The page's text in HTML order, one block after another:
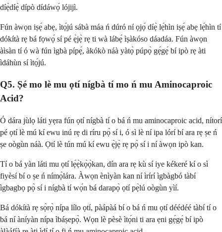
díẹ̀díẹ̀ dípò dídáwọ́ lójijì.
Fún àwọn iṣẹ́ abẹ, ìtọ́jú sábà máa ń dúró ní ọjọ́ díẹ̀ lẹ́hìn iṣẹ́ abẹ lẹ́hìn tí
dókítà rẹ bá fọwọ́ sí pé ẹ̀jẹ̀ rẹ ti wà lábẹ́ ìṣàkóso dáadáa. Fún àwọn
àìsàn tí ó wà fún ìgbà pípẹ́, àkókò náà yàtọ̀ púpọ̀ gẹ́gẹ́ bí ipò rẹ àti
ìdáhùn sí ìtọ́jú.
Q5. Ṣé mo lè mu ọtí nígbà tí mo ń mu Aminocaproic
Acid?
Ó dára jùlọ láti yẹra fún ọtí nígbà tí o bá ń mu aminocaproic acid, nítorí
pé ọtí lè mú kí ewu inú rẹ di ríru pọ̀ sí i, ó sì lè ní ipa lórí bí ara rẹ ṣe ń
ṣe oògùn náà. Ọtí lè tún mú kí ewu ẹ̀jẹ̀ rẹ pọ̀ sí i ní àwọn ipò kan.
Tí o bá yàn láti mu ọtí lẹ́ẹ̀kọ̀ọ̀kan, dín ara rẹ kù sí iye kékeré kí o sì
fiyèsí bí o ṣe ń nímọ̀lára. Àwọn ènìyàn kan ní ìrírí ìgbàgbó tàbí
ìgbagbọ pọ̀ sí i nígbà tí wọ́n bá darapọ̀ ọtí pẹ̀lú oògùn yìí.
Bá dókítà rẹ sọ̀rọ̀ nípa lílo ọtí, pàápàá bí o bá ń mu ọtí déédéé tàbí tí o
bá ní àníyàn nípa ìbáṣepọ̀. Wọn lè pèsè ìtọ́ni ti ara ẹni gẹ́gẹ́ bí ipò